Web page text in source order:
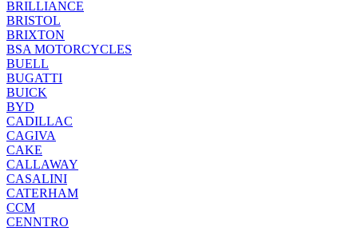
BRILLIANCE
BRISTOL
BRIXTON
BSA MOTORCYCLES
BUELL
BUGATTI
BUICK
BYD
CADILLAC
CAGIVA
CAKE
CALLAWAY
CASALINI
CATERHAM
CCM
CENNTRO